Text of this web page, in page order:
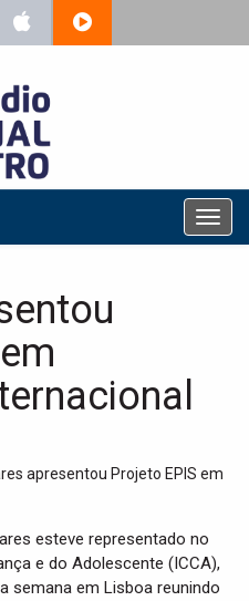
T
o
a
o
n
esteve representado no
e do Adolescente (ICCA),
semana em Lisboa reunindo